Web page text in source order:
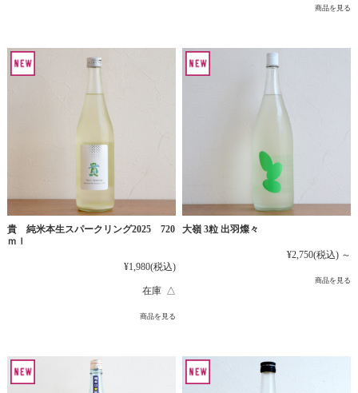
商品を見る
貴 純米本生スパークリング2025 720
ｍｌ
¥1,980(税込)
在庫 △
商品を見る
大嶺 3粒 出羽燦々
¥2,750(税込) ～
商品を見る